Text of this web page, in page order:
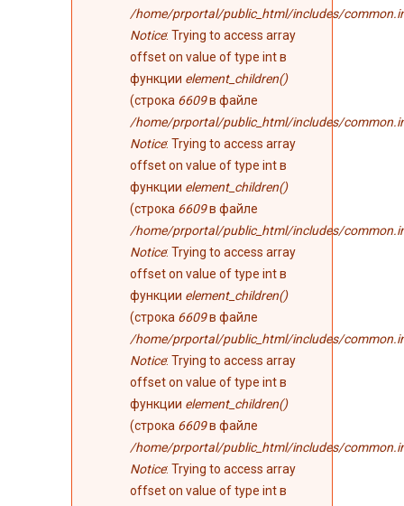
/home/prportal/public_html/includes/
Notice: Trying to access array
offset on value of type int в
функции element_children()
(строка 6609в файле
/home/prportal/public_html/includes/
Notice: Trying to access array
offset on value of type int в
функции element_children()
(строка 6609в файле
/home/prportal/public_html/includes/
Notice: Trying to access array
offset on value of type int в
функции element_children()
(строка 6609в файле
/home/prportal/public_html/includes/
Notice: Trying to access array
offset on value of type int в
функции element_children()
(строка 6609в файле
/home/prportal/public_html/includes/
Notice: Trying to access array
offset on value of type int в